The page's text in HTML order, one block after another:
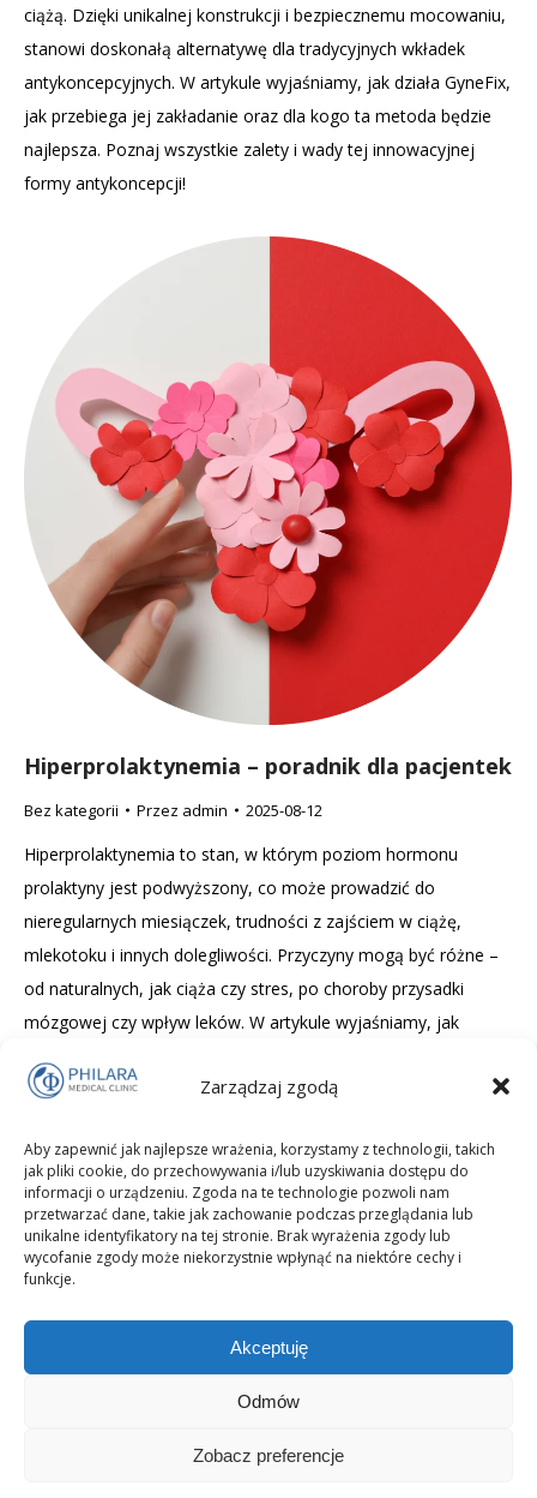
Zarządzaj zgodą
Aby zapewnić jak najlepsze wrażenia, korzystamy z technologii, takich
jak pliki cookie, do przechowywania i/lub uzyskiwania dostępu do
informacji o urządzeniu. Zgoda na te technologie pozwoli nam
przetwarzać dane, takie jak zachowanie podczas przeglądania lub
unikalne identyfikatory na tej stronie. Brak wyrażenia zgody lub
wycofanie zgody może niekorzystnie wpłynąć na niektóre cechy i
funkcje.
Akceptuję
Odmów
Zobacz preferencje
ciążą. Dzięki unikalnej konstrukcji i bezpiecznemu mocowaniu,
stanowi doskonałą alternatywę dla tradycyjnych wkładek
antykoncepcyjnych. W artykule wyjaśniamy, jak działa GyneFix,
jak przebiega jej zakładanie oraz dla kogo ta metoda będzie
najlepsza. Poznaj wszystkie zalety i wady tej innowacyjnej
formy antykoncepcji!
Hiperprolaktynemia – poradnik dla pacjentek
Bez kategorii Przez admin 2025-08-12
Hiperprolaktynemia to stan, w którym poziom hormonu
prolaktyny jest podwyższony, co może prowadzić do
nieregularnych miesiączek, trudności z zajściem w ciążę,
mlekotoku i innych dolegliwości. Przyczyny mogą być różne –
od naturalnych, jak ciąża czy stres, po choroby przysadki
mózgowej czy wpływ leków. W artykule wyjaśniamy, jak
metody leczenia są dostępne, aby przywrócić równowagę
Cię niepokoją, dowiedz się, kiedy warto zgłosić się do
specjalisty.